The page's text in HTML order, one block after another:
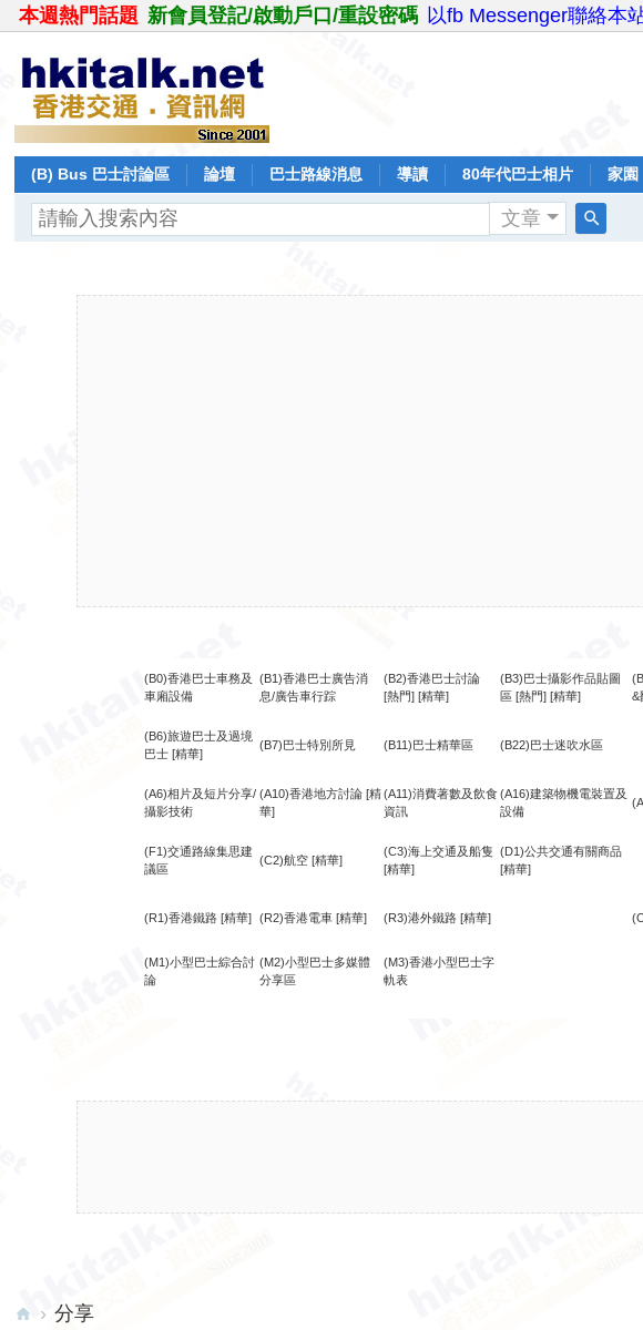
本週熱門話題 新會員登記/啟動戶口/重設密碼 以fb Messenger聯絡本
(B) Bus 巴士討論區 論壇 巴士路線消息 導讀 80年代巴士相片 家園
文章
(B0)香港巴士車務及
車廂設備
(B1)香港巴士廣告消
息/廣告車行踪
(B2)香港巴士討論
[熱門] [精華]
(B3)巴士攝影作品貼圖
區 [熱門] [精華]
&
(B6)旅遊巴士及過境
巴士 [精華]
(B7)巴士特別所見 (B11)巴士精華區 (B22)巴士迷吹水區
(A6)相片及短片分享/
攝影技術
(A10)香港地方討論 [精
華]
(A11)消費著數及飲食
資訊
(A16)建築物機電裝置及
設備
(F1)交通路線集思建
議區
(C2)航空 [精華]
(C3)海上交通及船隻
[精華]
(D1)公共交通有關商品
[精華]
(R1)香港鐵路 [精華] (R2)香港電車 [精華] (R3)港外鐵路 [精華]
(M1)小型巴士綜合討
論
(M2)小型巴士多媒體
分享區
(M3)香港小型巴士字
軌表
› 分享